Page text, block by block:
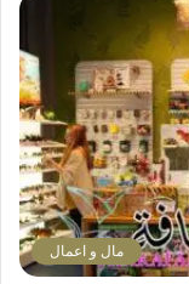
مال و اعمال